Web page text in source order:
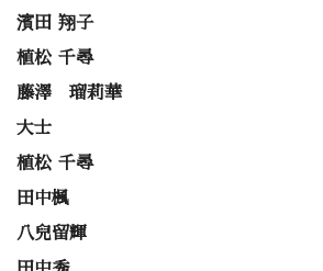
濱田 翔子
植松 千尋
藤澤 瑠莉華
大士
植松 千尋
田中楓
八兒留輝